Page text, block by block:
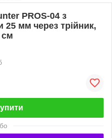
PROS-04 з
25 мм через трійник,
см